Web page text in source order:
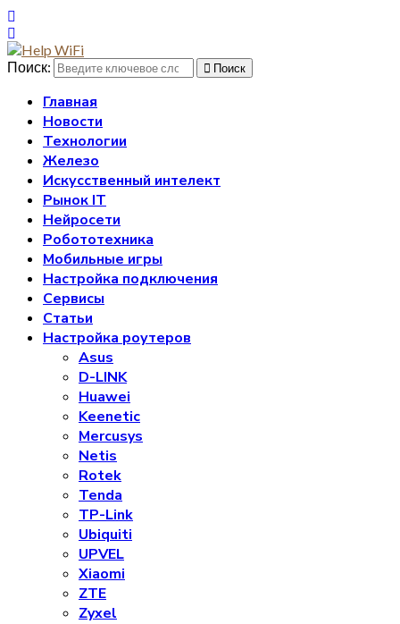
Поиск: Поиск
Главная
Новости
Технологии
Железо
Искусственный интелект
Рынок IT
Нейросети
Робототехника
Мобильные игры
Настройка подключения
Сервисы
Статьи
Настройка роутеров
Asus
D-LINK
Huawei
Keenetic
Mercusys
Netis
Rotek
Tenda
TP-Link
Ubiquiti
UPVEL
Xiaomi
ZTE
Zyxel